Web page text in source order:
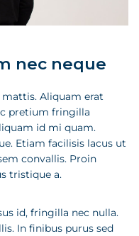
nec neque
Aliquam erat
pretium fringilla
id mi quam.
Etiam facilisis lacus ut
convallis. Proin
tristique a.
id, fringilla nec nulla.
In finibus purus sed